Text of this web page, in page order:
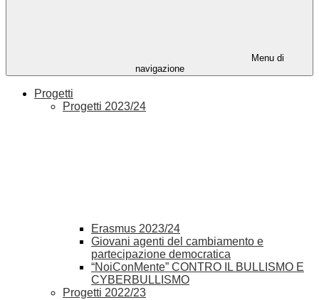
Menu di
navigazione
Progetti
Progetti 2023/24
Erasmus 2023/24
Giovani agenti del cambiamento e
partecipazione democratica
“NoiConMente” CONTRO IL BULLISMO E
CYBERBULLISMO
Progetti 2022/23